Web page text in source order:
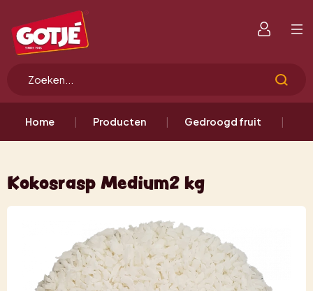
Home Producten Gedroogd fruit
Kokosrasp Medium2 kg